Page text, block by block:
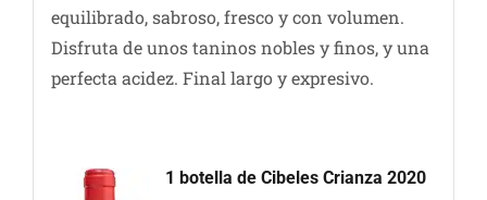
equilibrado, sabroso, fresco y con volumen.
Disfruta de unos taninos nobles y finos, y una
perfecta acidez. Final largo y expresivo.
1 botella de Cibeles Crianza 2020